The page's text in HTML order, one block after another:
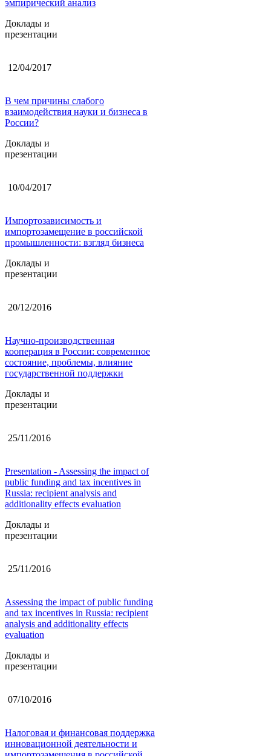
эмпирический анализ
Доклады и
презентации
12/04/2017
В чем причины слабого
взаимодействия науки и бизнеса в
России?
Доклады и
презентации
10/04/2017
Импортозависимость и
импортозамещение в российской
промышленности: взгляд бизнеса
Доклады и
презентации
20/12/2016
Научно-производственная
кооперация в России: современное
состояние, проблемы, влияние
государственной поддержки
Доклады и
презентации
25/11/2016
Presentation - Assessing the impact of
public funding and tax incentives in
Russia: recipient analysis and
additionality effects evaluation
Доклады и
презентации
25/11/2016
Assessing the impact of public funding
and tax incentives in Russia: recipient
analysis and additionality effects
evaluation
Доклады и
презентации
07/10/2016
Налоговая и финансовая поддержка
инновационной деятельности и